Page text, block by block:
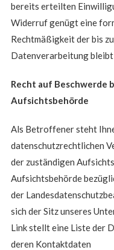
bereits erteilten
Widerruf genügt eine
Rechtmäßigkeit der bis
Datenverarbeitung
Recht auf Beschwerde
Aufsichtsbehörde
Als Betroffener steht
datenschutzrechtlichen
der zuständigen
Aufsichtsbehörde
der
sich der Sitz unseres
Link stellt eine Liste der
deren Kontaktdaten